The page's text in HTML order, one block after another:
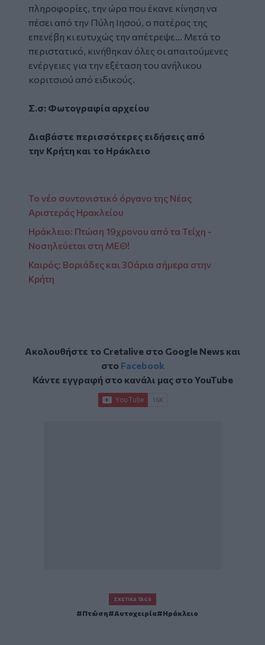
πληροφορίες, την ώρα που έκανε κίνηση να
πέσει από την Πύλη Ιησού, ο πατέρας της
επενέβη κι ευτυχώς την απέτρεψε... Μετά το
περιστατικό, κινήθηκαν όλες οι απαιτούμενες
ενέργειες για την εξέταση του ανήλικου
κοριτσιού από ειδικούς.
Σ.σ: Φωτογραφία αρχείου
Διαβάστε περισσότερες ειδήσεις από
την Κρήτη και το Ηράκλειο
Το νέο συντονιστικό όργανο της Νέας
Αριστεράς Ηρακλείου
Ηράκλειο: Πτώση 19χρονου από τα Τείχη -
Νοσηλεύεται στη ΜΕΘ!
Καιρός: Βοριάδες και 30άρια σήμερα στην
Κρήτη
Ακολουθήστε το Cretalive στο Google Newsκαι
στο Facebook
Κάντε εγγραφή στο κανάλι μας στοYouTube
ΣΧΕΤΙΚΆ TAGS
Πτώση Αυτοχειρία Ηράκλειο